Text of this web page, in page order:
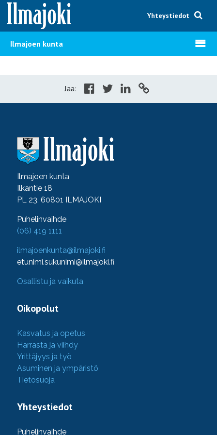
Hyppää sisältöön
Yhteystiedot
Ilmajoen kunta Avaa
Jaa:
Ilmajoen kunta
Ilkantie 18
PL 23, 60801 ILMAJOKI
Puhelinvaihde
(06) 419 1111
ilmajoenkunta@ilmajoki.fi
etunimi.sukunimi@ilmajoki.fi
Osallistu ja vaikuta
Oikopolut
Kasvatus ja opetus
Harrasta ja viihdy
Yrittäjyys ja työ
Asuminen ja ympäristö
Tietosuoja
Yhteystiedot
Puhelinvaihde